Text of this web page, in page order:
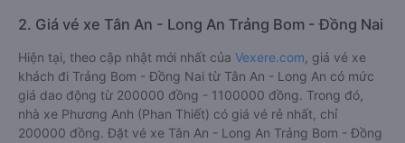
2. Giá vé xe Tân An - Long An Trảng Bom - Đồng Nai
Hiện tại, theo cập nhật mới nhất của Vexere.com , giá vé xe
khách đi Trảng Bom - Đồng Nai từ Tân An - Long An có mức
giá dao động từ 200000 đồng - 1100000 đồng. Trong đó,
nhà xe Phương Anh (Phan Thiết) có giá vé rẻ nhất, chỉ
200000 đồng. Đặt vé xe Tân An - Long An Trảng Bom - Đồng